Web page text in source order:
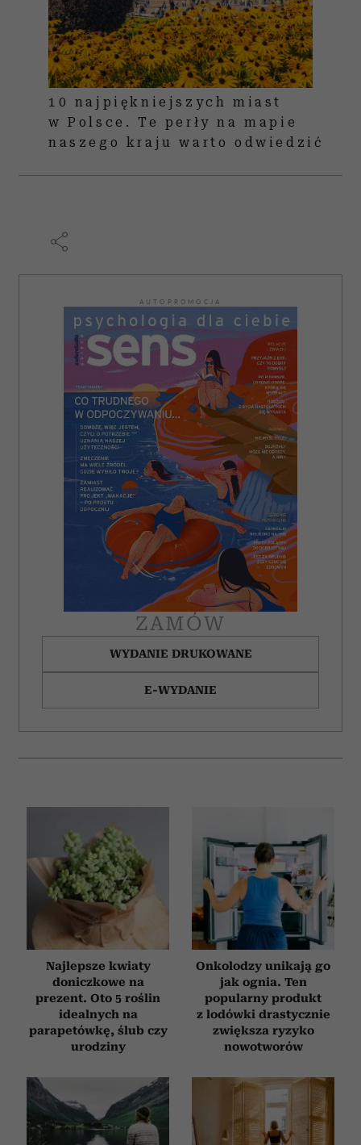
10 najpiękniejszych miast
w Polsce. Te perły na mapie
naszego kraju warto odwiedzić
AUTOPROMOCJA
ZAMÓW
WYDANIE DRUKOWANE
E-WYDANIE
Najlepsze kwiaty
doniczkowe na
prezent. Oto 5 roślin
idealnych na
parapetówkę, ślub czy
urodziny
Onkolodzy unikają go
jak ognia. Ten
popularny produkt
z lodówki drastycznie
zwiększa ryzyko
nowotworów